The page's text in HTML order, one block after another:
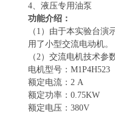
4、液压专用油泵
功能介绍：
（ 1）由于本实验台演
用了小型交流电动机。
（2）交流电机技术参
电机型号：
额定电流： 2 A
额定功率：
额定电压： 380V